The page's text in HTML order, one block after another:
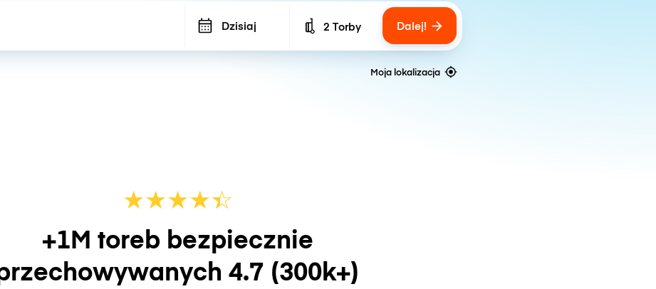
Dzisiaj Number of bags
2 Torby Dalej!
Moja lokalizacja
★★★★☆
★
+1M toreb bezpiecznie
4.7 (300k+)